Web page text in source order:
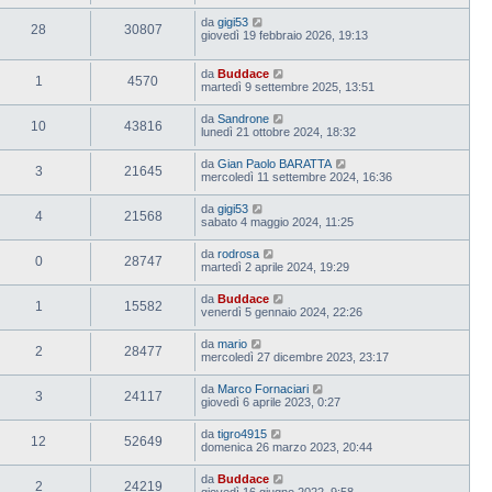
28 30807 da gigi53
giovedì 19 febbraio 2026, 19:13
1 4570 da Buddace
martedì 9 settembre 2025, 13:51
10 43816 da Sandrone
lunedì 21 ottobre 2024, 18:32
3 21645 da Gian Paolo BARATTA
mercoledì 11 settembre 2024, 16:36
4 21568 da gigi53
sabato 4 maggio 2024, 11:25
0 28747 da rodrosa
martedì 2 aprile 2024, 19:29
1 15582 da Buddace
venerdì 5 gennaio 2024, 22:26
2 28477 da mario
mercoledì 27 dicembre 2023, 23:17
3 24117 da Marco Fornaciari
giovedì 6 aprile 2023, 0:27
12 52649 da tigro4915
domenica 26 marzo 2023, 20:44
2 24219 da Buddace